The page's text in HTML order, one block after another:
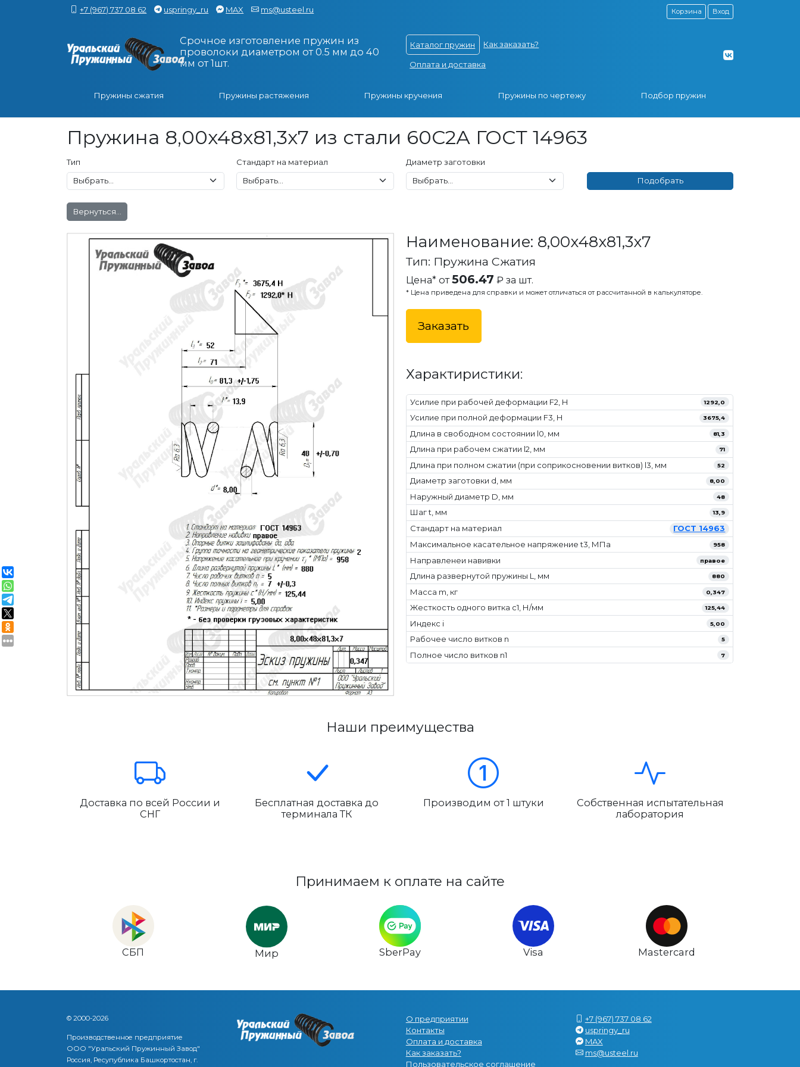
+7 (967) 737 08 62 uspringy_ru MAX ms@usteel.ru Корзина Вход
Срочное изготовление пружин из
проволоки диаметром от 0.5 мм до 40
мм от 1шт.
Каталог пружин Как заказать?
Оплата и доставка
Пружины сжатия Пружины растяжения Пружины кручения Пружины по чертежу Подбор пружин
Пружина 8,00x48x81,3x7 из стали 60С2А ГОСТ 14963
Тип Стандарт на материал Диаметр заготовки
Вернуться...
Наименование: 8,00x48x81,3x7
Тип: Пружина Сжатия
Цена* от506.47 ₽ за шт.
* Цена приведена для справки и может отличаться от рассчитанной в калькуляторе.
Заказать
Характиристики:
Усилие при рабочей деформации F2, Н 1292,0
Усилие при полной деформации F3, Н 3675,4
Длина в свободном состоянии l0, мм 81,3
Длина при рабочем сжатии l2, мм 71
Длина при полном сжатии (при соприкосновении витков) l3, мм 52
Диаметр заготовки d, мм 8,00
Наружный диаметр D, мм 48
Шаг t, мм 13,9
Стандарт на материал
ГОСТ 14963
Максимальное касательное напряжение t3, МПа
958
Направленеи навивки правое
Длина развернутой пружины L, мм 880
Масса m, кг 0,347
Жесткость одного витка c1, Н/мм 125,44
Индекс i 5,00
Рабочее число витков n 5
Полное число витков n1 7
Наши преимущества
Доставка по всей России и
СНГ
Бесплатная доставка до
терминала ТК
Производим от 1 штуки
Собственная испытательная
лаборатория
Принимаем к оплате на сайте
СБП Мир SberPay Visa Mastercard
© 2000-2026
Производственное предприятие
ООО "Уральский Пружинный Завод"
Россия, Ресупублика Башкортостан, г.
О предприятии
Контакты
Оплата и доставка
Как заказать?
Пользовательское соглашение
+7 (967) 737 08 62
uspringy_ru
MAX
ms@usteel.ru